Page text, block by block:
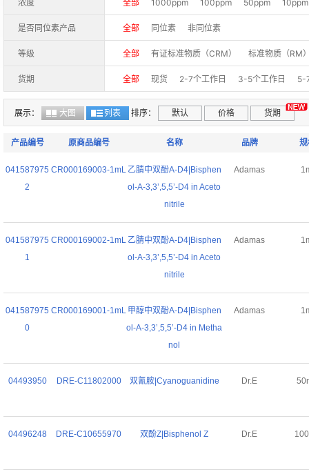
浓度 全部 1000ppm 100ppm 50ppm 10ppm
是否同位素产品 全部 同位素 非同位素
等级 全部 有证标准物质（CRM） 标准物质（RM
货期 全部 现货 2-7个工作日 3-5个工作日
5-
30-40个工作日
30-50个工作日
40-60个工
展示：
大图 列表 排序： 默认 价格 货期
产品编号 原商品编号 名称 品牌 规
041587975
2
CR000169003-1mL 乙腈中双酚A-D4|Bisphen
ol-A-3,3’,5,5’-D4 in Aceto
nitrile
Adamas
041587975
1
CR000169002-1mL 乙腈中双酚A-D4|Bisphen
ol-A-3,3’,5,5’-D4 in Aceto
nitrile
Adamas
041587975
0
CR000169001-1mL 甲醇中双酚A-D4|Bisphen
ol-A-3,3’,5,5’-D4 in Metha
nol
Adamas
04493950 DRE-C11802000 双氰胺|Cyanoguanidine Dr.E
04496248 DRE-C10655970 双酚Z|Bisphenol Z Dr.E